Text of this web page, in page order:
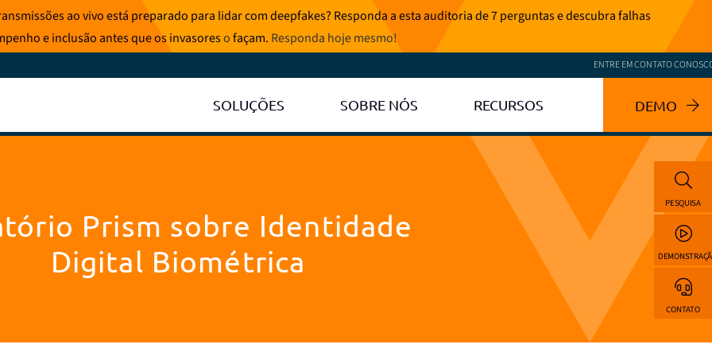
ao vivo está preparado para lidar com deepfakes? Responda a esta auditoria de 7 perguntas e descubra falhas
e inclusão antes que os invasoresofaçam. Responda hoje mesmo!
ENTRE EM CONTATO
SOLUÇÕES SOBRE NÓS RECURSOS DEMO
Prism sobre Identidade
Digital Biométrica
PESQUISA
CONTATO